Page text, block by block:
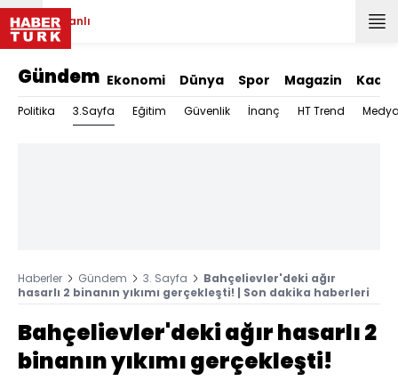
Canlı
Gündem Ekonomi Dünya Spor Magazin Kadın
Politika 3.Sayfa Eğitim Güvenlik İnanç HT Trend
Haberler Gündem 3. Sayfa
Bahçelievler'deki ağır
hasarlı 2 binanın yıkımı gerçekleşti! | Son dakika haberleri
Bahçelievler'deki ağır hasarlı 2
binanın yıkımı gerçekleşti!